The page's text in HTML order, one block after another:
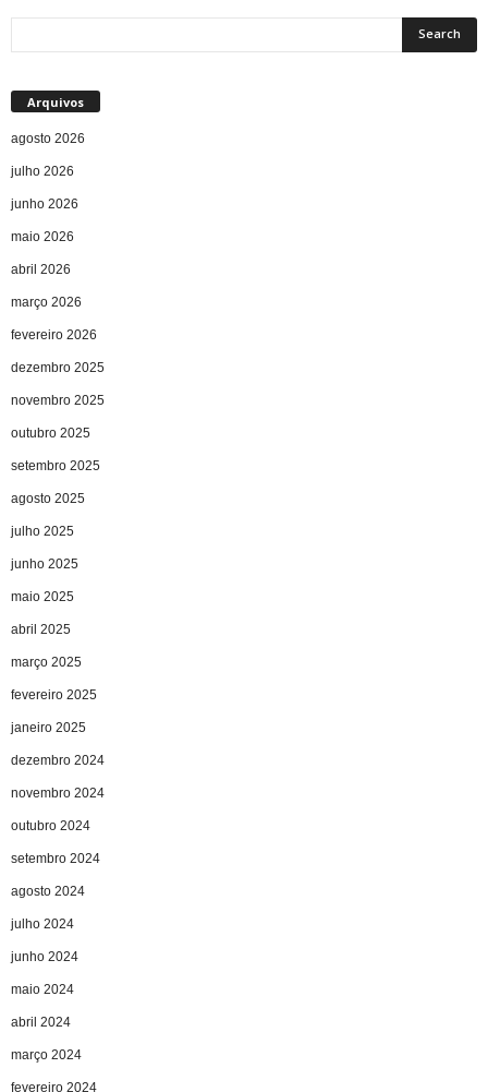
Arquivos
agosto 2026
julho 2026
junho 2026
maio 2026
abril 2026
março 2026
fevereiro 2026
dezembro 2025
novembro 2025
outubro 2025
setembro 2025
agosto 2025
julho 2025
junho 2025
maio 2025
abril 2025
março 2025
fevereiro 2025
janeiro 2025
dezembro 2024
novembro 2024
outubro 2024
setembro 2024
agosto 2024
julho 2024
junho 2024
maio 2024
abril 2024
março 2024
fevereiro 2024